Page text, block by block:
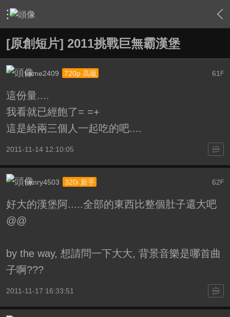
› 影片創作區 › 影片原創作品(線上觀賞區) › 內容
[原創短片] 2011挑戰巨無霸漢堡
61 F
kame2409 720p 高級
這份量....
我看就已經飽了= =+
這是給兩三個人一起吃的吧....
2011-11-14 12:10:05
62F
henry4503 320i 新手
好大的漢堡阿.....全部的東西比整個肚子還大吧
@@
by the way, 想請問一下大大, 背景音樂是哪首曲
子啊???
2011-11-17 16:33:51